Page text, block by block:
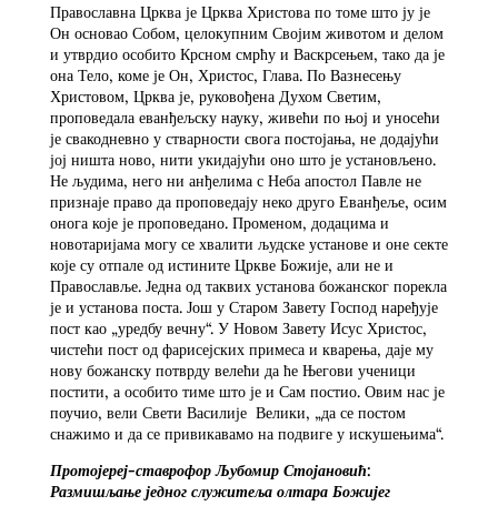
Православна Црква је Црква Христова по томе што ју је
Он основао Собом, целокупним Својим животом и делом
и утврдио особито Крсном смрћу и Васкрсењем, тако да је
она Тело, коме је Он, Христос, Глава. По Вазнесењу
Христовом, Црква је, руковођена Духом Светим,
проповедала еванђељску науку, живећи по њој и уносећи
је свакодневно у стварности свога постојања, не додајући
јој ништа ново, нити укидајући оно што је установљено.
Не људима, него ни анђелима с Неба апостол Павле не
признаје право да проповедају неко друго Еванђеље, осим
онога које је проповедано. Променом, додацима и
новотаријама могу се хвалити људске установе и оне секте
које су отпале од истините Цркве Божије, али не и
Православље. Једна од таквих установа божанског порекла
је и установа поста. Још у Старом Завету Господ наређује
пост као „уредбу вечну“. У Новом Завету Исус Христос,
чистећи пост од фарисејских примеса и кварења, даје му
нову божанску потврду велећи да ће Његови ученици
постити, а особито тиме што је и Сам постио. Овим нас је
поучио, вели Свети Василије Велики, „да се постом
снажимо и да се привикавамо на подвиге у искушењима“.
Протојереј-ставрофор Љубомир Стојановић:
Размишљање једног служитеља олтара Божијег